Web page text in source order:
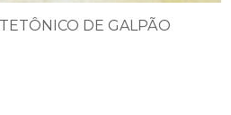
DE GALPÃO